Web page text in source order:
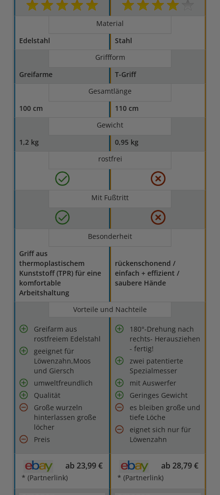
Material
Edelstahl
Stahl
Griffform
Greifarme
T-Griff
Gesamtlänge
100 cm
110 cm
Gewicht
1,2 kg
0,95 kg
rostfrei
Mit Fußtritt
Besonderheit
Griff aus
thermoplastischem
Kunststoff (TPR) für eine
komfortable
Arbeitshaltung
rückenschonend /
einfach + effizient /
saubere Hände
Vorteile und Nachteile
Greifarm aus
rostfreiem Edelstahl
geeignet für
Löwenzahn,Moos
und Giersch
umweltfreundlich
Qualität
Große wurzeln
hinterlassen große
löcher
Preis
180°-Drehung nach
rechts- Herausziehen
- fertig!
zwei patentierte
Spezialmesser
mit Auswerfer
Geringes Gewicht
es bleiben große und
tiefe Löche
eignet sich nur für
Löwenzahn
ab 23,99 €
* (Partnerlink)
ab 28,79 €
* (Partnerlink)